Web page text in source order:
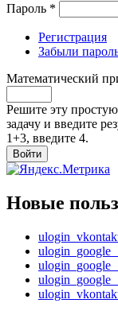
Пароль *
Регистрация
Забыли
Математический
Решите эту
задачу и введите
1+3, введите 4.
Новые